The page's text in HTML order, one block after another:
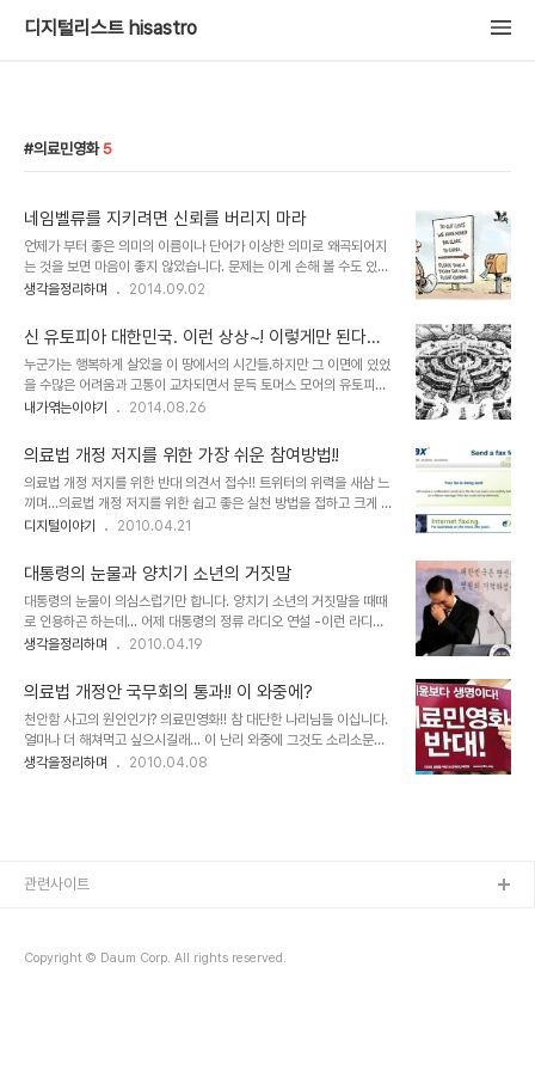
디지털리스트 hisastro
의료민영화 5
네임벨류를 지키려면 신뢰를 버리지 마라
언제가 부터 좋은 의미의 이름이나 단어가 이상한 의미로 왜곡되어지
는 것을 보면 마음이 좋지 않았습니다. 문제는 이게 손해 볼 수도 있는
어떤 거래에 한정된 것이라면 모를까... 사람 잡을 일들까지 아무렇지
임벨류!! 그리고 앵무새들의 입을 통한 바이럴!! 핵심도 없고 모호한 추
상적 명제만을 앞세우는데도 그넘의 네임벨류면 모든게 끝나버렸던
겁니다. 알고보면 그 네임벨류라는 것도 자기PR시대라는 합리화를 통
해 그럴싸하게 포장된 자기 자랑이었을 뿐이고, 지닌 힘으로 우격 우격
밀어 부친 것에 불과합니다. 한 때 민영화라는 말이 좋게 들리던 시절
만한 원인이 있기도 했지만 나라..
생각을정리하며 2014.09.02
신 유토피아 대한민국. 이런 상상~! 이렇게만 된다
면...
누군가는 행복하게 살았을 이 땅에서의 시간들.하지만 그 이면에 있었
을 수많은 어려움과 고통이 교차되면서 문득 토머스 모어의 유토피아
가 생각났습니다. 답답한 현실을 타개할 방법은 당장 없지만, 상상은
젠가 이런 얘길 들은 적이 있습니다.선진국 어디선가는 더이상 할 것이
없어 해보는 것이 자살이라고... 지금 생각하면 가당치 않은 얘기지만
이런 류의 이야기는 한둘이 아닙니다. 선진국에 가면 물건을 잃어버려
도 그 장소에 가보면 그대로 있다라던가... 선진국은 깨끗하고 질서도
잘 지키고... 선진국은... 선진국에 가보면... 모두가 경험해 보지 못한
않을 수도 있는 ..
내가엮는이야기 2014.08.26
의료법 개정 저지를 위한 가장 쉬운 참여방법!!
의료법 개정 저지를 위한 반대 의견서 접수!! 트위터의 위력을 새삼 느
끼며...의료법 개정 저지를 위한 쉽고 좋은 실천 방법을 접하고 크게 공
감하여 트위터에서 RT하듯 블로그를 활용한 RP(Repost)를 하고자
법개정과 관련하여 의료민영화와는 아무런 관계가 없다고 적극 해명
하고 있지만, 내용들 마다마다에는 정말이지 궁색하기 그지 없습니다.
아래 링크한 기사를 참고하시기 바랍니다. 이번 법개정에 대한 골자들
의 문제들을 요목조목 잘 지적한 글입니다. ■ 의료 민영화는 국가가
만드는 고려장이다. 시작이 반이라고 의료민영화를 위한 모든 요소 요
면... 대한민국의 미래는 없습..
디지털이야기 2010.04.21
대통령의 눈물과 양치기 소년의 거짓말
대통령의 눈물이 의심스럽기만 합니다. 양치기 소년의 거짓말을 때때
로 인용하곤 하는데... 어제 대통령의 정류 라디오 연설 -이런 라디오
연설을 정규방송으로 하는 대통령이 세상에 얼마나 있을까요... 소통을
게 할테고... 더 좋은 모습일텐데...- 에서 보여줬다는 대통령의 눈물
보도들을 접하면서는 대통령으로써 -결과적으로- 국민의 감정만 자극
하는 모습도 보기 좋지 않습니다만, 역시 이 우화 만큼 적절한 것이 또
없다는 생각이 들었습니다. ▲ 이 대통령 눈물의 추모 연설 이 대통령
이 19일 오전 청와대에서 가진 ‘천안함 희생장병 추모 라디오.인터넷
생각을정리하며 2010.04.19
의료법 개정안 국무회의 통과!! 이 와중에?
천안함 사고의 원인인가? 의료민영화!! 참 대단한 나리님들 이십니다.
얼마나 더 해쳐먹고 싶으시길래... 이 난리 와중에 그것도 소리소문없
이 스리슬쩍 해치운단 말입니까? 기가 막힐 노릇입니다. 의료민영화를
데... 음으로 양으로 나라를 홀딱 뒤집어 놓으려 하는 것 같습니다. 나
생각을정리하며 2010.04.08
Copyright © Daum Corp. All rights reserved.
관련사이트